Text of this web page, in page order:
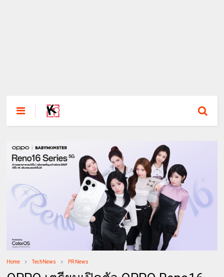
Home TechNews PR News